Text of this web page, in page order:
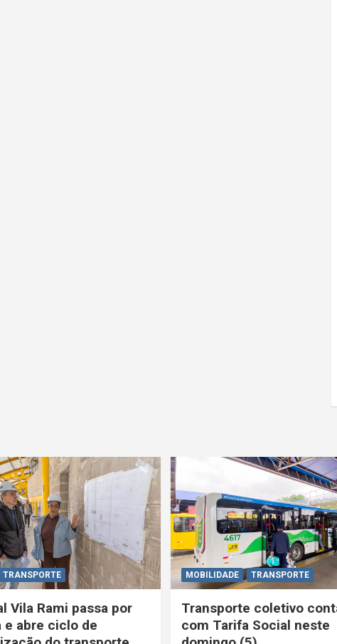
TRANSPORTE
Vila Rami passa por
e abre ciclo de
MOBILIDADE TRANSPORTE
Transporte coletivo
com Tarifa Social neste